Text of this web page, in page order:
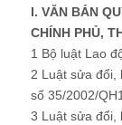
I. VĂN BẢN
CHÍNH PHỦ,
1 Bộ luật Lao
2 Luật sửa đổi,
số 35/2002/
3 Luật sửa đổi,